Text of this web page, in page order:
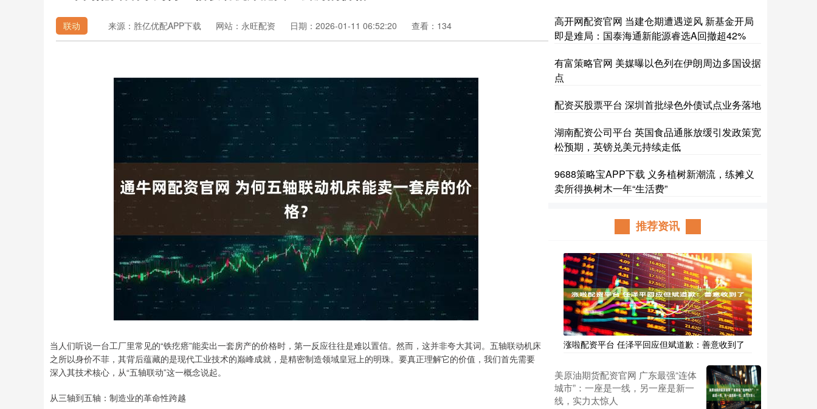
联动 来源：胜亿优配APP下载 网站：永旺配资 日期：2026-01-11 06:52:20 查看：134
当人们听说一台工厂里常见的“铁疙瘩”能卖出一套房产的价格时，第一反应往往是难以置信。然而，这并非夸大其词。五轴联动机床
之所以身价不菲，其背后蕴藏的是现代工业技术的巅峰成就，是精密制造领域皇冠上的明珠。要真正理解它的价值，我们首先需要
深入其技术核心，从“五轴联动”这一概念说起。
从三轴到五轴：制造业的革命性跨越
高开网配资官网 当建仓期遭遇逆风 新基金开局
即是难局：国泰海通新能源睿选A回撤超42%
有富策略官网 美媒曝以色列在伊朗周边多国设据
点
配资买股票平台 深圳首批绿色外债试点业务落地
湖南配资公司平台 英国食品通胀放缓引发政策宽
松预期，英镑兑美元持续走低
9688策略宝APP下载 义务植树新潮流，练摊义
卖所得换树木一年“生活费”
推荐资讯
涨啦配资平台 任泽平回应但斌道歉：善意收到了
美原油期货配资官网 广东最强“连体
城市”：一座是一线，另一座是新一
线，实力太惊人